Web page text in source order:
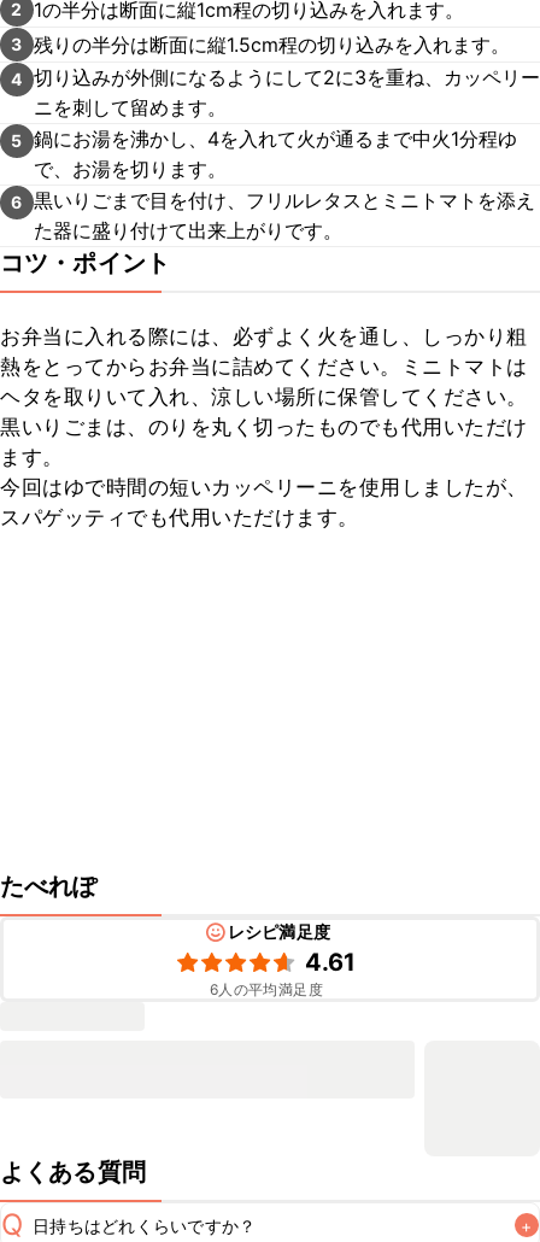
2 1の半分は断面に縦1cm程の切り込みを入れます。
3 残りの半分は断面に縦1.5cm程の切り込みを入れます。
4 切り込みが外側になるようにして2に3を重ね、カッペリー
ニを刺して留めます。
5 鍋にお湯を沸かし、4を入れて火が通るまで中火1分程ゆ
で、お湯を切ります。
6 黒いりごまで目を付け、フリルレタスとミニトマトを添え
た器に盛り付けて出来上がりです。
コツ・ポイント
お弁当に入れる際には、必ずよく火を通し、しっかり粗
熱をとってからお弁当に詰めてください。ミニトマトは
ヘタを取りいて入れ、涼しい場所に保管してください。
黒いりごまは、のりを丸く切ったものでも代用いただけ
ます。
今回はゆで時間の短いカッペリーニを使用しましたが、
スパゲッティでも代用いただけます。
たべれぽ
レシピ満足度
4.61
6人の平均満足度
よくある質問
Q 日持ちはどれくらいですか？ +